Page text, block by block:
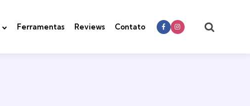
Ferramentas Reviews Contato